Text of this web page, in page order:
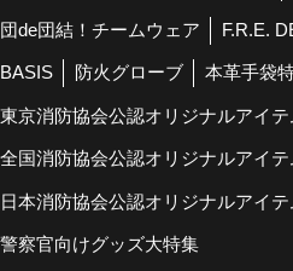
団de団結！チームウェア F.R.E.
BASIS 防火グローブ 本革手袋
東京消防協会公認オリジナルアイテ
全国消防協会公認オリジナルアイテ
日本消防協会公認オリジナルアイテ
警察官向けグッズ大特集